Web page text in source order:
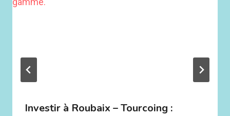
Investir à Roubaix – Tourcoing :